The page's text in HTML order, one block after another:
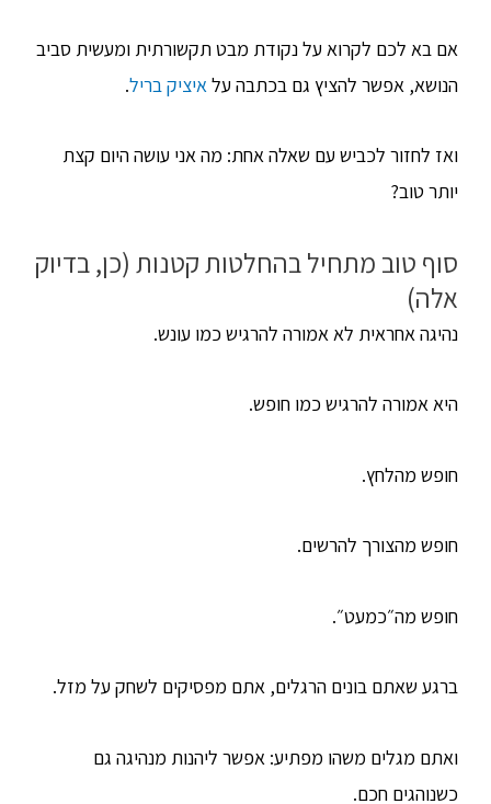
אם בא לכם לקרוא על נקודת מבט תקשורתית ומעשית סביב
הנושא, אפשר להציץ גם בכתבה על איציק בריל.
ואז לחזור לכביש עם שאלה אחת: מה אני עושה היום קצת
יותר טוב?
סוף טוב מתחיל בהחלטות קטנות (כן, בדיוק
אלה)
נהיגה אחראית לא אמורה להרגיש כמו עונש.
היא אמורה להרגיש כמו חופש.
חופש מהלחץ.
חופש מהצורך להרשים.
חופש מה״כמעט״.
ברגע שאתם בונים הרגלים, אתם מפסיקים לשחק על מזל.
ואתם מגלים משהו מפתיע: אפשר ליהנות מנהיגה גם
כשנוהגים חכם.